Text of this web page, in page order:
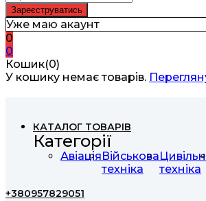
Уже маю акаунт
0
0
Кошик(0)
У кошику немає товарів.
КАТАЛОГ ТОВАРІВ
Категорії
АвіаціяВійськова
техніка
техніка
+380957829051